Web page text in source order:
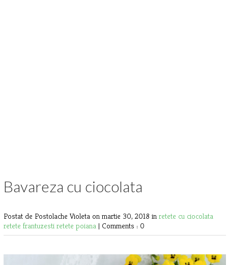
Bavareza cu ciocolata
Postat de Postolache Violeta on martie 30, 2018 in retete cu ciocolata
retete frantuzesti retete poiana | Comments : 0